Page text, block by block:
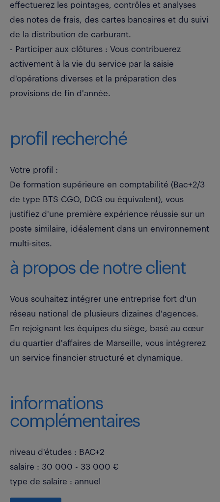
effectuerez les pointages, contrôles et analyses
des notes de frais, des cartes bancaires et du suivi
de la distribution de carburant.
- Participer aux clôtures : Vous contribuerez
activement à la vie du service par la saisie
d'opérations diverses et la préparation des
provisions de fin d'année.
profil recherché
Votre profil :
De formation supérieure en comptabilité (Bac+2/3
de type BTS CGO, DCG ou équivalent), vous
justifiez d'une première expérience réussie sur un
poste similaire, idéalement dans un environnement
multi-sites.
à propos de notre client
Vous souhaitez intégrer une entreprise fort d'un
réseau national de plusieurs dizaines d'agences.
En rejoignant les équipes du siège, basé au cœur
du quartier d'affaires de Marseille, vous intégrerez
un service financier structuré et dynamique.
informations
complémentaires
niveau d'études : BAC+2
salaire : 30 000 - 33 000 €
type de salaire : annuel